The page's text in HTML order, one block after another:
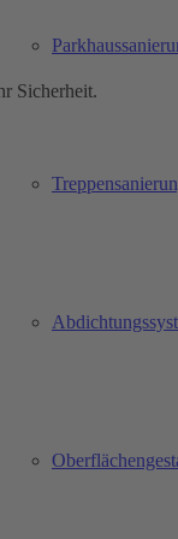
Sicherheit.